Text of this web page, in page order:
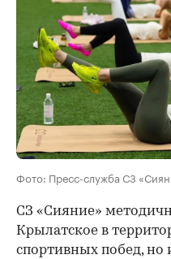
Фото: Пресс-служба СЗ
СЗ «Сияние»
Крылатское в
спортивных побед, но